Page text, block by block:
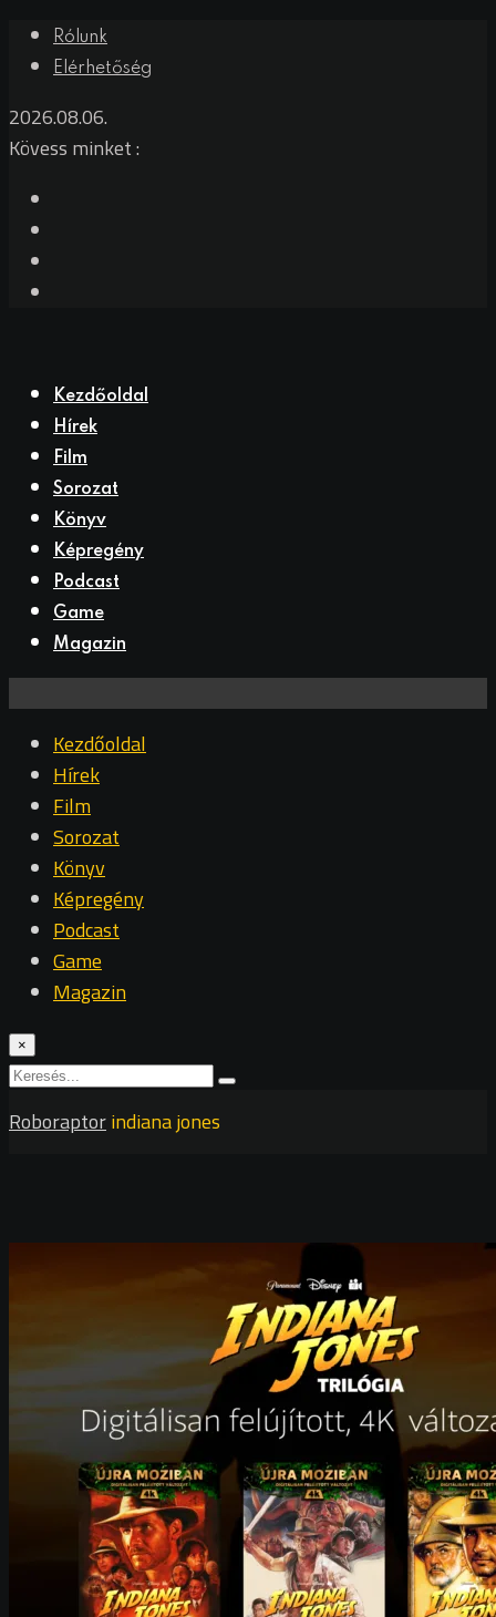
Skip
Rólunk
Elérhetőség
2026.08.06.
Kövess minket :
Kezdőoldal
Hírek
Film
Sorozat
Könyv
Képregény
Podcast
Game
Magazin
Kezdőoldal
Hírek
Film
Sorozat
Könyv
Képregény
Podcast
Game
Magazin
×
Roboraptorindiana jones